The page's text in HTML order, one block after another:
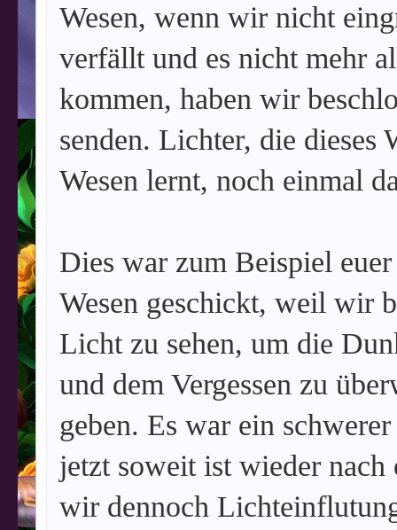
Wesen, wenn wir nicht
verfällt und es nicht mehr
kommen, haben wir
senden. Lichter, die dieses
Wesen lernt, noch einmal
Dies war zum Beispiel
Wesen geschickt, weil wir
Licht zu sehen, um die
und dem Vergessen zu
geben. Es war ein
jetzt soweit ist wieder
wir dennoch